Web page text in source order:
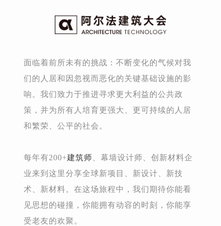
面临着前所未有的挑战：不断变化的气候对我
们的人居和因忽视而恶化的关键基础设施的影
响。我们致力于推进寻求更大利益的公共政
策，并为所有人培育更强大、更可持续的人居
和繁荣、公平的社会。
每年有200+建筑师 、幕墙设计师、创新材料企
业来到这里分享全球新项目、新设计、新技
术、新材料。在这场旅程中，我们期待你能看
见思想的碰撞，你能拥有动容的时刻，你能享
受老友的欢聚。